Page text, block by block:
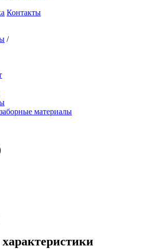
Контакты
/
материалы